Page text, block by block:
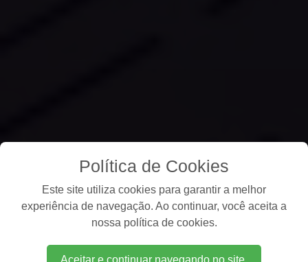
Política de Cookies
Este site utiliza cookies para garantir a melhor
experiência de navegação. Ao continuar, você aceita a
nossa política de cookies.
Aceitar e continuar navegando no site.